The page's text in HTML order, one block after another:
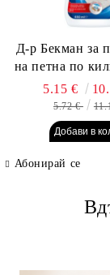
Д-р Бекман за
на петна по
5.15 €
5.72 €
Абонирай се